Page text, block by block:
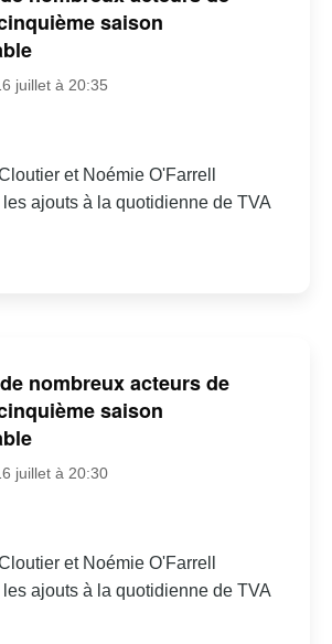
saison
juillet à 20:35
et Noémie O'Farrell
ajouts à la quotidienne de TVA
nombreux acteurs de
saison
juillet à 20:30
et Noémie O'Farrell
ajouts à la quotidienne de TVA